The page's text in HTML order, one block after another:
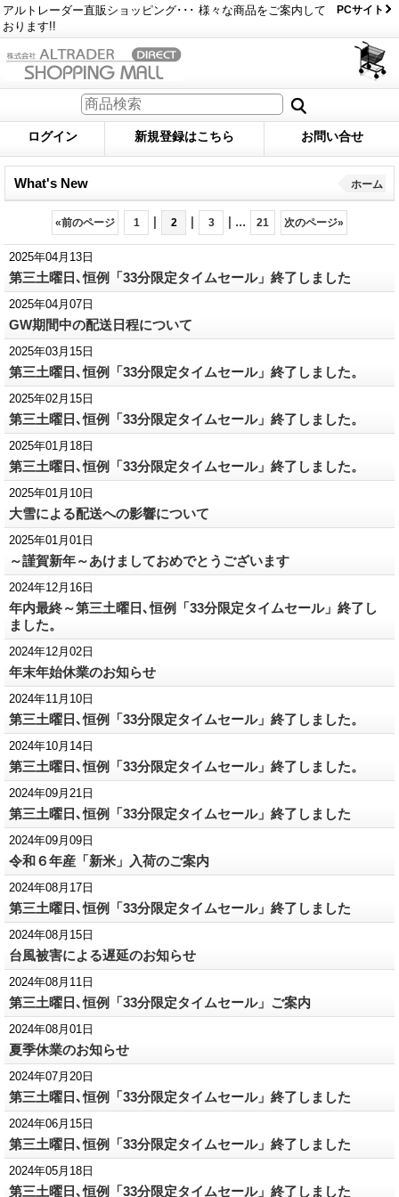
アルトレーダー直販ショッピング･･･ 様々な商品をご案内して
おります!!
PCサイト
ログイン 新規登録はこちら お問い合せ
What's New ホーム
«前のページ 1 | 2 | 3 | ... 21 次のページ»
2025年04月13日
第三土曜日､恒例「33分限定タイムセール」終了しました
2025年04月07日
GW期間中の配送日程について
2025年03月15日
第三土曜日､恒例「33分限定タイムセール」終了しました。
2025年02月15日
第三土曜日､恒例「33分限定タイムセール」終了しました。
2025年01月18日
第三土曜日､恒例「33分限定タイムセール」終了しました。
2025年01月10日
大雪による配送への影響について
2025年01月01日
～謹賀新年～あけましておめでとうございます
2024年12月16日
年内最終～第三土曜日､恒例「33分限定タイムセール」終了し
ました。
2024年12月02日
年末年始休業のお知らせ
2024年11月10日
第三土曜日､恒例「33分限定タイムセール」終了しました。
2024年10月14日
第三土曜日､恒例「33分限定タイムセール」終了しました。
2024年09月21日
第三土曜日､恒例「33分限定タイムセール」終了しました
2024年09月09日
令和６年産「新米」入荷のご案内
2024年08月17日
第三土曜日､恒例「33分限定タイムセール」終了しました
2024年08月15日
台風被害による遅延のお知らせ
2024年08月11日
第三土曜日､恒例「33分限定タイムセール」ご案内
2024年08月01日
夏季休業のお知らせ
2024年07月20日
第三土曜日､恒例「33分限定タイムセール」終了しました
2024年06月15日
第三土曜日､恒例「33分限定タイムセール」終了しました
2024年05月18日
第三土曜日､恒例「33分限定タイムセール」終了しました